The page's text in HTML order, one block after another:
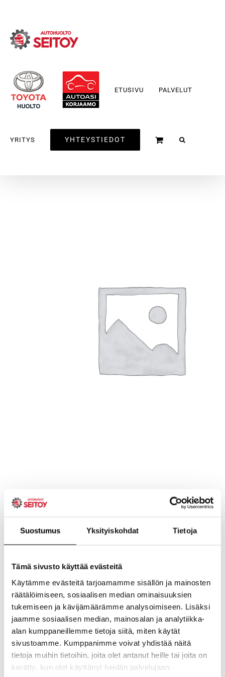
Suostumus Yksityiskohdat Tietoja
Tämä sivusto käyttää evästeitä
Käytämme evästeitä tarjoamamme sisällön ja mainosten
räätälöimiseen, sosiaalisen median ominaisuuksien
tukemiseen ja kävijämäärämme analysoimiseen. Lisäksi
jaamme sosiaalisen median, mainosalan ja analytiikka-
alan kumppaneillemme tietoja siitä, miten käytät
sivustoamme. Kumppanimme voivat yhdistää näitä
tietoja muihin tietoihin, joita olet antanut heille tai joita on
kerätty, kun olet käyttänyt heidän palvelujaan.
content
ETUSIVU PALVELUT
YRITYS YHTEYSTIEDOT